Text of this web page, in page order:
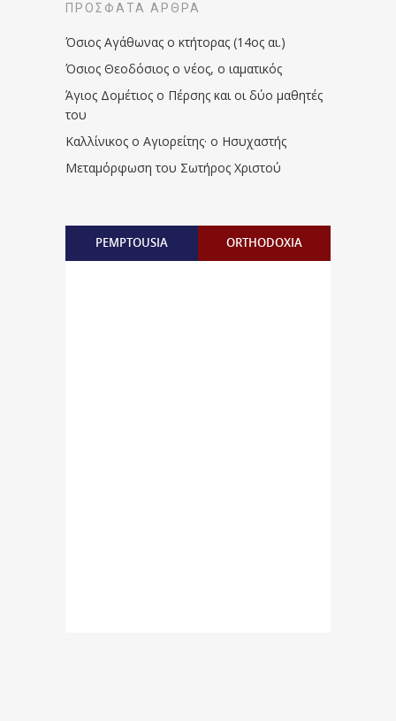
ΠΡΌΣΦΑΤΑ ΆΡΘΡΑ
Όσιος Αγάθωνας ο κτήτορας (14ος αι.)
Όσιος Θεοδόσιος ο νέος, ο ιαματικός
Άγιος Δομέτιος ο Πέρσης και οι δύο μαθητές
του
Καλλίνικος ο Αγιορείτης · ο Ησυχαστής
Μεταμόρφωση του Σωτήρος Χριστού
PEMPTOUSIA ORTHODOXIA